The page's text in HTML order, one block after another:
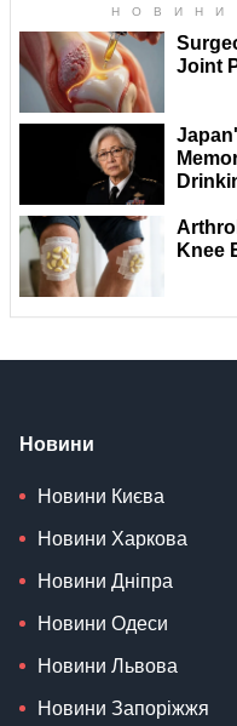
Новини
Новини Києва
Новини Харкова
Новини Дніпра
Новини Одеси
Новини Львова
Новини Запоріжжя